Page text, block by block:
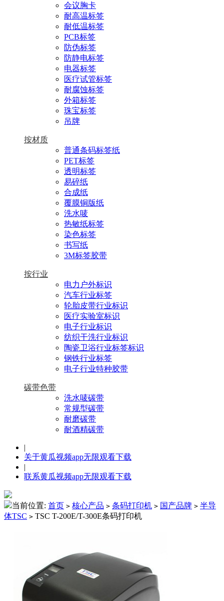
会议胸卡
耐高温标签
耐低温标签
PCB标签
防伪标签
防静电标签
电器标签
医疗试管标签
耐腐蚀标签
外箱标签
珠宝标签
吊牌
按材质
普通条码标签纸
PET标签
透明标签
易碎纸
合成纸
覆膜铜版纸
洗水唛
热敏纸标签
染色标签
书写纸
3M标签胶带
按行业
电力户外标识
汽车行业标签
轮胎皮带行业标识
医疗实验室标识
电子行业标识
纺织干洗行业标识
陶瓷卫浴行业标签标识
钢铁行业标签
电子行业特种胶带
碳带色带
洗水唛碳带
常规型碳带
耐磨碳带
耐酒精碳带
|
关于黄瓜视频app无限观看下载
|
联系黄瓜视频app无限观看下载
当前位置: 首页 > 核心产品 > 条码打印机 > 国产品牌 > 半导
体TSC > TSC T-200E/T-300E条码打印机